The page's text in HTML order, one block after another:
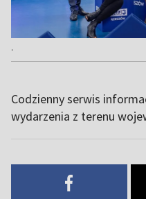
.
Codzienny serwis
wydarzenia z terenu